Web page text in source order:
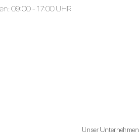
09:00 - 17:00 UHR
Unser Unternehmen